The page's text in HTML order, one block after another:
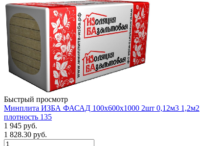
Быстрый просмотр
Минплита ИЗБА ФАСАД 100х600х1000 2шт 0,12м3 1,2м2
плотность 135
1 945 руб.
1 828.30 руб.